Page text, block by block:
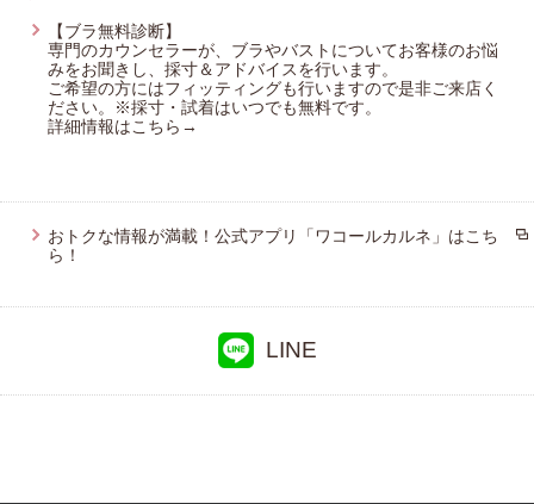
CW-X
【ブラ無料診断】
専門のカウンセラーが、ブラやバストについてお客様のお悩
みをお聞きし、採寸＆アドバイスを行います。
ご希望の方にはフィッティングも行いますので是非ご来店く
ださい。※採寸・試着はいつでも無料です。
詳細情報はこちら→
おトクな情報が満載！公式アプリ「ワコールカルネ」はこち
ら！
LINE